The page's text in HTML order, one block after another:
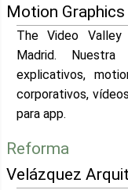
Motion Graphics
The Video Valley
Madrid.
explicativos,
corporativos,
para app.
Reforma
Velázquez